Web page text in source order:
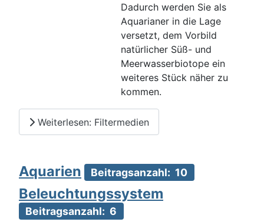
Dadurch werden Sie als
Aquarianer in die Lage
versetzt, dem Vorbild
natürlicher Süß- und
Meerwasserbiotope ein
weiteres Stück näher zu
kommen.
Weiterlesen: Filtermedien
Aquarien Beitragsanzahl: 10
Beleuchtungssystem
Beitragsanzahl: 6